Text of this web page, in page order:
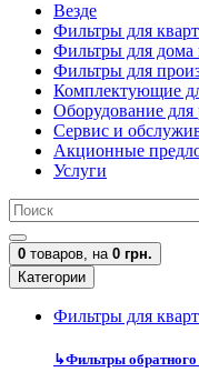
Везде
Фильтры для
Фильтры для дома
Фильтры для
Комплектующие
Оборудование
Сервис и
Акционные
Услуги
0 товаров, на 0 грн.
Категории
Фильтры для
↳Фильтры